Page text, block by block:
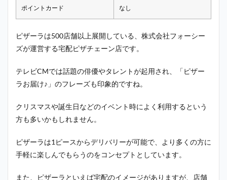
ポイントカード なし
ピザーラは500店舗以上展開している、株式会社フォーシー
ズが運営する宅配ピザチェーン店です。
テレビCMでは話題の俳優やタレントが起用され、「ピザー
ラお届け♪」のフレーズも印象的ですね。
クリスマスや誕生日などのイベント時によく利用するという
方も多いかもしれません。
ピザーラは1ピースからデリバリーが可能で、より多くの方に
手軽に楽しんでもらうのをコンセプトとしています。
また、ピザーラといえば宅配のイメージがありますが、店舗